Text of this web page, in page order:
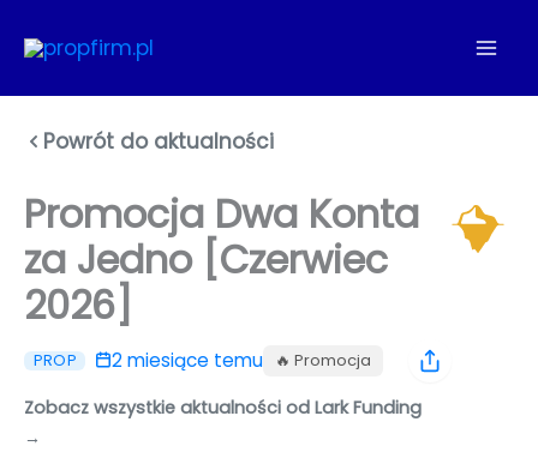
do
Powrót do aktualności
Promocja Dwa Konta
za Jedno [Czerwiec
2026]
PROP 2 miesiące temu 🔥 Promocja
Zobacz wszystkie aktualności od Lark Funding
→